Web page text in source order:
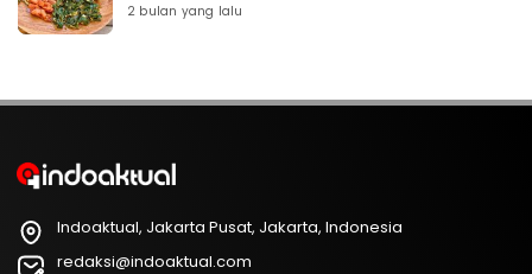
2 bulan yang lalu
Indoaktual, Jakarta Pusat, Jakarta, Indonesia
redaksi@indoaktual.com